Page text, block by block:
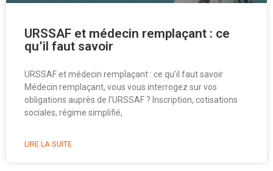
URSSAF et médecin remplaçant : ce
qu’il faut savoir
URSSAF et médecin remplaçant : ce qu’il faut savoir
Médecin remplaçant, vous vous interrogez sur vos
obligations auprès de l’URSSAF ? Inscription, cotisations
sociales, régime simplifié,
LIRE LA SUITE